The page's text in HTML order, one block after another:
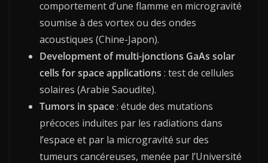
comportement d’une flamme en microgravité
soumise à des vortex ou des ondes
acoustiques (Chine-Japon).
Development of multi-jonctions GaAs solar
cells for space applications : test de cellules
solaires (Arabie Saoudite).
Tumors in space: étude des mutations
précoces induites par les radiations dans
l’espace et par la microgravité sur des
tumeurs cancéreuses, menée par l’Université